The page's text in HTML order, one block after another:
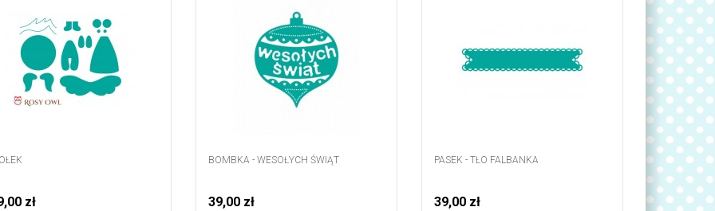
zł
BOMBKA - WESOŁYCH ŚWIĄT
39,00 zł
PASEK - TŁO FALBANKA
39,00 zł
KOCHAM
29,00 zł